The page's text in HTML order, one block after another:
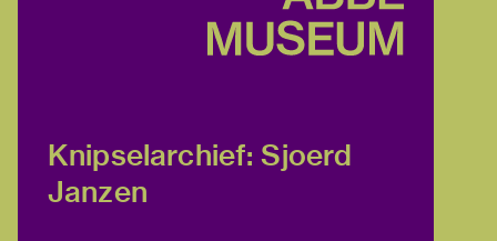
Knipselarchief: Sjoerd
Janzen